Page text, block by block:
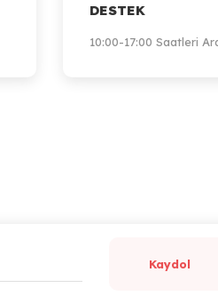
DESTEK
10:00-17:00 Saatleri
Kaydol